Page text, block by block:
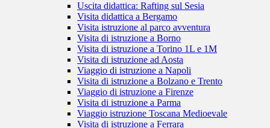
Uscita didattica: Rafting sul Sesia
Visita didattica a Bergamo
Visita istruzione al parco avventura
Visita di istruzione a Borno
Visita di istruzione a Torino 1L e 1M
Visita di istruzione ad Aosta
Viaggio di istruzione a Napoli
Visita di istruzione a Bolzano e Trento
Viaggio di istruzione a Firenze
Visita di istruzione a Parma
Viaggio istruzione Toscana Medioevale
Visita di istruzione a Ferrara